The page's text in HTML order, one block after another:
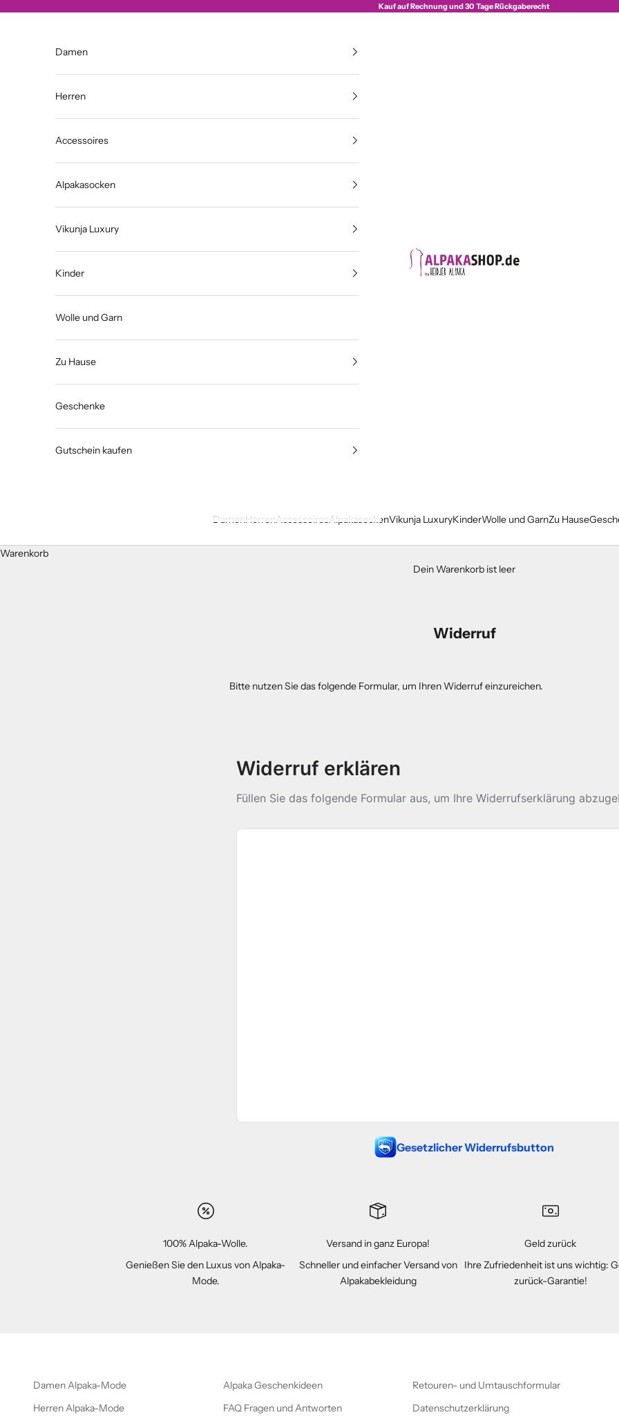
Kauf auf Rechnung und 30 Tage Rückgaberecht
Alpakashop.de
DamenHerrenAccessoiresAlpakasockenVikunja LuxuryKinderWolle und GarnZu Hause
Damen
Herren
Accessoires
Alpakasocken
Vikunja Luxury
Kinder
Wolle und Garn
Zu Hause
Geschenke
Gutschein kaufen
Warenkorb
Dein Warenkorb ist leer
Widerruf
Bitte nutzen Sie das folgende Formular, um Ihren Widerruf einzureichen.
Widerruf erklären
Füllen Sie das folgende Formular aus, um Ihre Widerrufserklärung
Gesetzlicher Widerrufsbutton
100% Alpaka-Wolle.
Genießen Sie den Luxus von Alpaka-
Mode.
Versand in ganz Europa!
Schneller und einfacher Versand von
Alpakabekleidung
Geld zurück
Ihre Zufriedenheit ist uns wichtig:
zurück-Garantie!
Damen Alpaka-Mode
Herren Alpaka-Mode
Alpaka Geschenkideen
FAQ Fragen und Antworten
Retouren- und Umtauschformular
Datenschutzerklärung